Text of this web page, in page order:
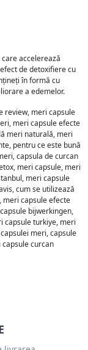
accelerează
de detoxifiere cu
în formă cu
a edemelor.
review, meri capsule
meri capsule efecte
meri naturală, meri
pentru ce este bună
capsula de curcan
meri capsule, meri
meri capsule
cum se utilizează
meri capsule efecte
bijwerkingen,
capsule turkiye, meri
meri, capsule
curcan